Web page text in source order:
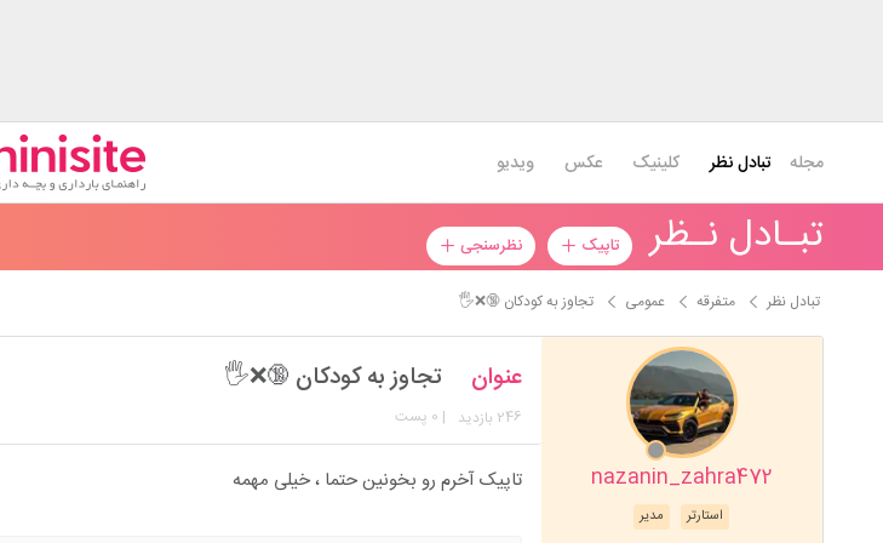
مجله تبادل نظر کلینیک عکس ویدیو
تبـادل نـظر تاپیک نظرسنجی
تبادل نظر متفرقه عمومی تجاوز به کودکان 🔞❌🖐️
nazanin_zahra472
مدیر استارتر
عنوان تجاوز به کودکان 🔞❌🖐️
246 بازدید | 0 پست
تاپیک آخرم رو بخونین حتما ، خیلی مهمه